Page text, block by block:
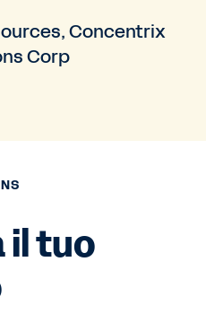
Concentrix
Corp
il tuo